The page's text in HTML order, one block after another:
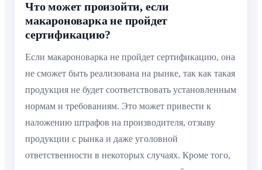
Что может произойти, если
макароноварка не пройдет
сертификацию?
Если макароноварка не пройдет сертификацию, она
не сможет быть реализована на рынке, так как такая
продукция не будет соответствовать установленным
нормам и требованиям. Это может привести к
наложению штрафов на производителя, отзыву
продукции с рынка и даже уголовной
ответственности в некоторых случаях. Кроме того,